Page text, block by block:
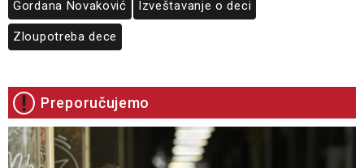
Gordana Novaković Izveštavanje o deci
Zloupotreba dece
Preporučujemo